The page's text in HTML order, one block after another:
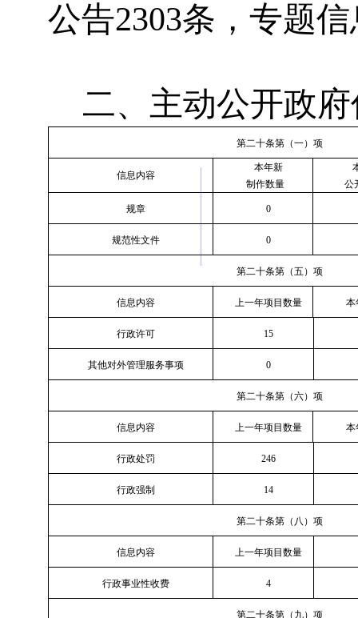
公告2303条，专题
二、主动公开政
第二十条第（一）项
信息内容
本年新
制作数量
公
规章 0
规范性文件 0
第二十条第（五）项
信息内容 上一年项目数量 本
行政许可 15
其他对外管理服务事项 0
第二十条第（六）项
信息内容 上一年项目数量 本
行政处罚 246
行政强制 14
第二十条第（八）项
信息内容 上一年项目数量
行政事业性收费 4
第二十条第（九）项